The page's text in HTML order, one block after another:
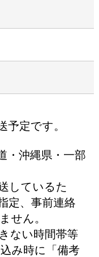
予定です。
・沖縄県・一部
しているた
定、事前連絡
せん。
ない時間帯等
み時に「備考